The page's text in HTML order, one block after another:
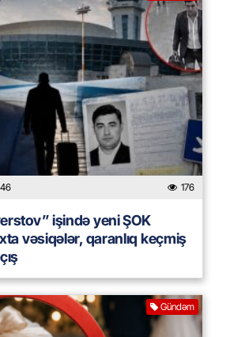
176
işində yeni ŞOK
vəsiqələr, qaranlıq keçmiş
Gündəm